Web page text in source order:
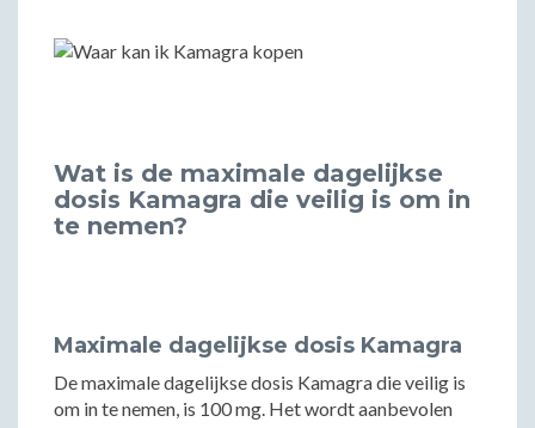
Wat is de maximale dagelijkse
dosis Kamagra die veilig is om in
te nemen?
Maximale dagelijkse dosis Kamagra
De maximale dagelijkse dosis Kamagra die veilig is
om in te nemen, is 100 mg. Het wordt aanbevolen